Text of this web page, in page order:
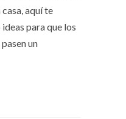
aquí te
para que los
un